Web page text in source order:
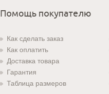
Помощь покупателю
Как сделать заказ
Как оплатить
Доставка товара
Гарантия
Таблица размеров